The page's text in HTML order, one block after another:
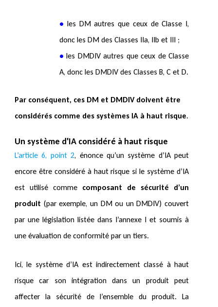
• les DM autres que ceux de Classe I,
donc les DM des Classes IIa, IIb et III ;
•les DMDIV autres que ceux de Classe
A, donc les DMDIV des Classes B, C et D.
Par conséquent, ces DM et DMDIV doivent être
considérés comme des systèmes IA à haut risque.
Un système d'IA considéré à haut risque
L’article 6, point 2, énonce qu’un système d’IA peut
encore être considéré à haut risque si le système d’IA
est utilisé comme composant de sécurité d’un
produit (par exemple, un DM ou un DMDIV) couvert
par une législation listée dans l’annexe I et soumis à
une évaluation de conformité par un tiers.
Ici, le système d’IA est indirectement classé à haut
risque car son intégration dans un produit peut
affecter la sécurité de l’ensemble du produit. La